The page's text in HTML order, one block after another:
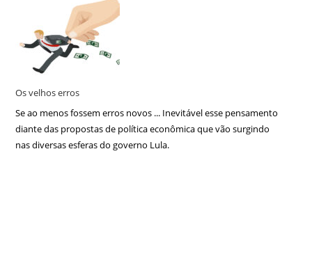
Os velhos erros
Se ao menos fossem erros novos ... Inevitável esse pensamento
diante das propostas de política econômica que vão surgindo
nas diversas esferas do governo Lula.